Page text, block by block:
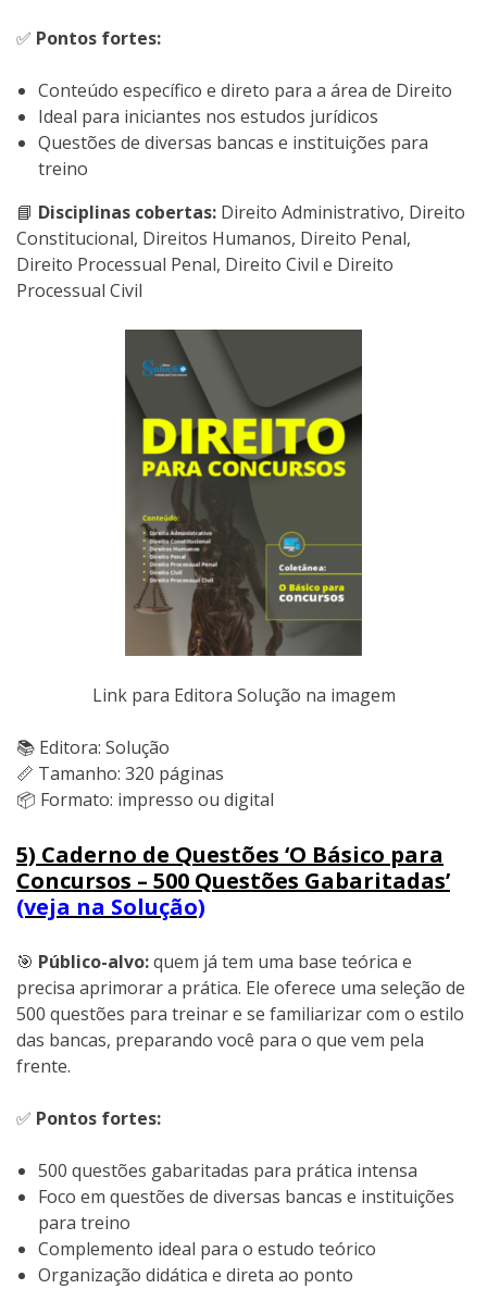
✅ Pontos fortes:
Conteúdo específico e direto para a área de Direito
Ideal para iniciantes nos estudos jurídicos
Questões de diversas bancas e instituições para
treino
📘 Disciplinas cobertas: Direito Administrativo, Direito
Constitucional, Direitos Humanos, Direito Penal,
Direito Processual Penal, Direito Civil e Direito
Processual Civil
Link para Editora Solução na imagem
📚 Editora: Solução
📏 Tamanho: 320 páginas
📦 Formato: impresso ou digital
5) Caderno de Questões ‘O Básico para
Concursos – 500 Questões Gabaritadas’
(veja na Solução)
🎯 Público-alvo:quem já tem uma base teórica e
precisa aprimorar a prática. Ele oferece uma seleção de
500 questões para treinar e se familiarizar com o estilo
das bancas, preparando você para o que vem pela
frente.
✅ Pontos fortes:
500 questões gabaritadas para prática intensa
Foco em questões de diversas bancas e instituições
para treino
Complemento ideal para o estudo teórico
Organização didática e direta ao ponto